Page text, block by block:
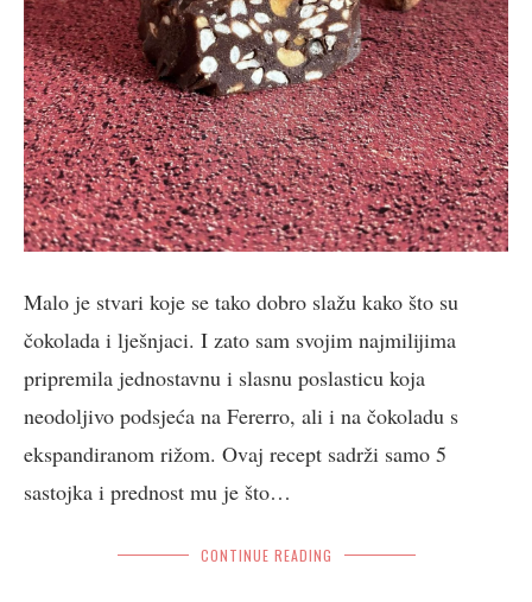
Malo je stvari koje se tako dobro slažu kako što su
čokolada i lješnjaci. I zato sam svojim najmilijima
pripremila jednostavnu i slasnu poslasticu koja
neodoljivo podsjeća na Fererro, ali i na čokoladu s
ekspandiranom rižom. Ovaj recept sadrži samo 5
sastojka i prednost mu je što…
CONTINUE READING